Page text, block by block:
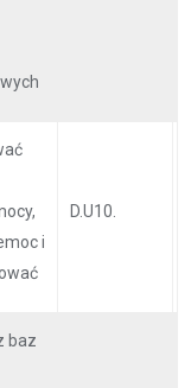
i
D.U10.
baz